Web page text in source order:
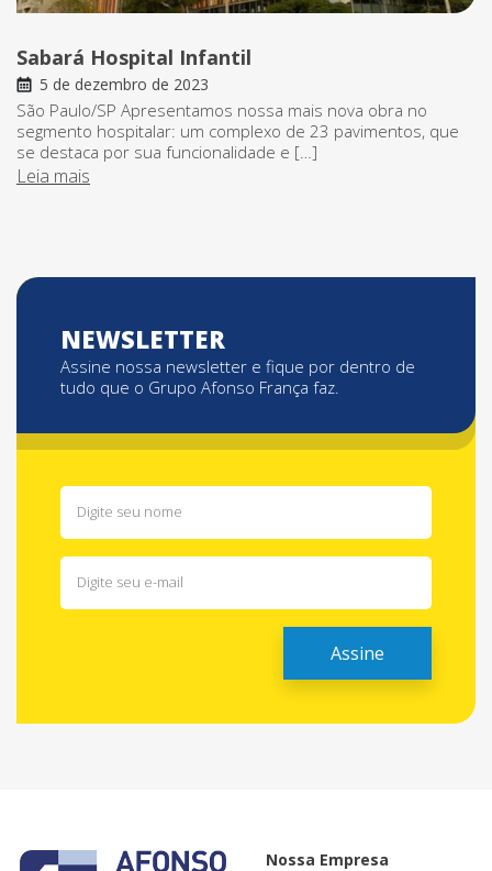
Sabará Hospital Infantil
5 de dezembro de 2023
São Paulo/SP Apresentamos nossa mais nova obra no
segmento hospitalar: um complexo de 23 pavimentos, que
se destaca por sua funcionalidade e […]
Leia mais
NEWSLETTER
Assine nossa newsletter e fique por dentro de
tudo que o Grupo Afonso França faz.
Nossa Empresa